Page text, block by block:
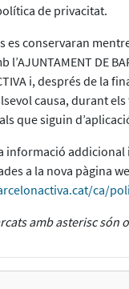
de privacitat.
es conservaran
l’AJUNTAMENT DE
i, després de la
causa, durant
que siguin
informació addicional
a la nova pàgina
ca/
amb asterisc són